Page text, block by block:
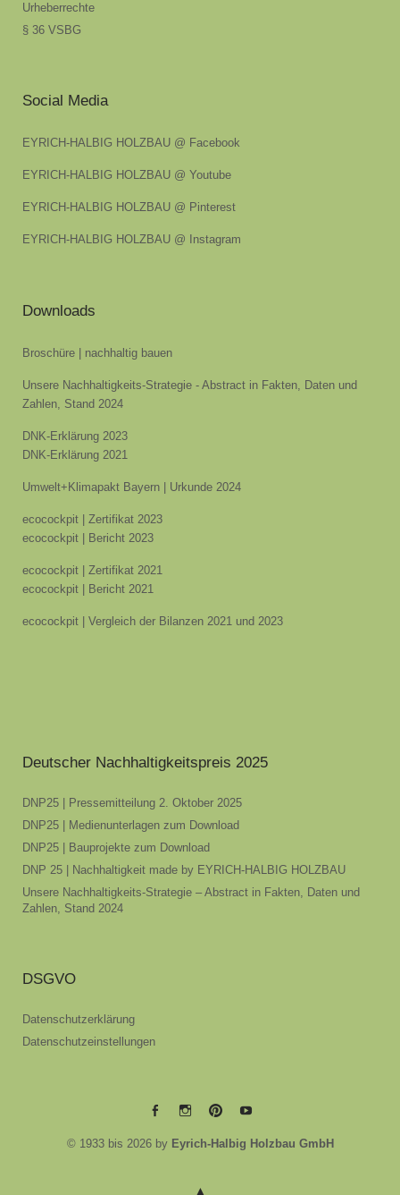
Urheberrechte
§ 36 VSBG
Social Media
EYRICH-HALBIG HOLZBAU @ Facebook
EYRICH-HALBIG HOLZBAU @ Youtube
EYRICH-HALBIG HOLZBAU @ Pinterest
EYRICH-HALBIG HOLZBAU @ Instagram
Downloads
Broschüre | nachhaltig bauen
Unsere Nachhaltigkeits-Strategie - Abstract in Fakten, Daten und
Zahlen, Stand 2024
DNK-Erklärung 2023
DNK-Erklärung 2021
Umwelt+Klimapakt Bayern | Urkunde 2024
ecocockpit | Zertifikat 2023
ecocockpit | Bericht 2023
ecocockpit | Zertifikat 2021
ecocockpit | Bericht 2021
ecocockpit | Vergleich der Bilanzen 2021 und 2023
Deutscher Nachhaltigkeitspreis 2025
DNP25 | Pressemitteilung 2. Oktober 2025
DNP25 | Medienunterlagen zum Download
DNP25 | Bauprojekte zum Download
DNP 25 | Nachhaltigkeit made by EYRICH-HALBIG HOLZBAU
Unsere Nachhaltigkeits-Strategie – Abstract in Fakten, Daten und
Zahlen, Stand 2024
DSGVO
Datenschutzerklärung
Datenschutzeinstellungen
EYRICH-EYRICH-EYRICH-EYRICH-
© 1933 bis 2026 by Eyrich-Halbig Holzbau GmbH